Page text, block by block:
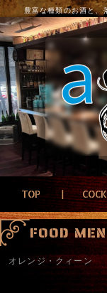
豊富な種類のお酒と、
TOP
FOOD
オレンジ・クィーン